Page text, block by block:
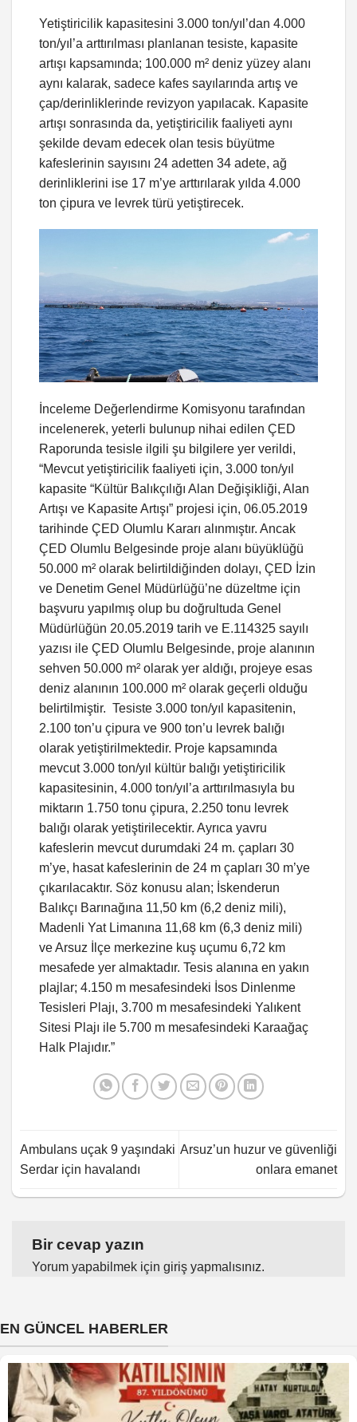
Yetiştiricilik kapasitesini 3.000 ton/yıl’dan 4.000
ton/yıl’a arttırılması planlanan tesiste, kapasite
artışı kapsamında; 100.000 m² deniz yüzey alanı
aynı kalarak, sadece kafes sayılarında artış ve
çap/derinliklerinde revizyon yapılacak. Kapasite
artışı sonrasında da, yetiştiricilik faaliyeti aynı
şekilde devam edecek olan tesis büyütme
kafeslerinin sayısını 24 adetten 34 adete, ağ
derinliklerini ise 17 m’ye arttırılarak yılda 4.000
ton çipura ve levrek türü yetiştirecek.
İnceleme Değerlendirme Komisyonu tarafından
incelenerek, yeterli bulunup nihai edilen ÇED
Raporunda tesisle ilgili şu bilgilere yer verildi,
“Mevcut yetiştiricilik faaliyeti için, 3.000 ton/yıl
kapasite “Kültür Balıkçılığı Alan Değişikliği, Alan
Artışı ve Kapasite Artışı” projesi için, 06.05.2019
tarihinde ÇED Olumlu Kararı alınmıştır. Ancak
ÇED Olumlu Belgesinde proje alanı büyüklüğü
50.000 m² olarak belirtildiğinden dolayı, ÇED İzin
ve Denetim Genel Müdürlüğü’ne düzeltme için
başvuru yapılmış olup bu doğrultuda Genel
Müdürlüğün 20.05.2019 tarih ve E.114325 sayılı
yazısı ile ÇED Olumlu Belgesinde, proje alanının
sehven 50.000 m² olarak yer aldığı, projeye esas
deniz alanının 100.000 m² olarak geçerli olduğu
belirtilmiştir. Tesiste 3.000 ton/yıl kapasitenin,
2.100 ton’u çipura ve 900 ton’u levrek balığı
olarak yetiştirilmektedir. Proje kapsamında
mevcut 3.000 ton/yıl kültür balığı yetiştiricilik
kapasitesinin, 4.000 ton/yıl’a arttırılmasıyla bu
miktarın 1.750 tonu çipura, 2.250 tonu levrek
balığı olarak yetiştirilecektir. Ayrıca yavru
kafeslerin mevcut durumdaki 24 m. çapları 30
m’ye, hasat kafeslerinin de 24 m çapları 30 m’ye
çıkarılacaktır. Söz konusu alan; İskenderun
Balıkçı Barınağına 11,50 km (6,2 deniz mili),
Madenli Yat Limanına 11,68 km (6,3 deniz mili)
ve Arsuz İlçe merkezine kuş uçumu 6,72 km
mesafede yer almaktadır. Tesis alanına en yakın
plajlar; 4.150 m mesafesindeki İsos Dinlenme
Tesisleri Plajı, 3.700 m mesafesindeki Yalıkent
Sitesi Plajı ile 5.700 m mesafesindeki Karaağaç
Halk Plajıdır.”
Ambulans uçak 9 yaşındaki
Serdar için havalandı
Arsuz’un huzur ve güvenliği
onlara emanet
Bir cevap yazın
Yorum yapabilmek için giriş yapmalısınız.
EN GÜNCEL HABERLER